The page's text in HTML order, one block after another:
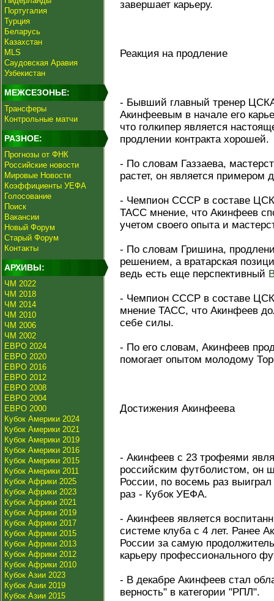
Португалия
Турция
Беларусь
Казахстан
MLS
Саудовская Аравия
Узбекистан
МЕЖСЕЗОНЬЕ:
Трансферы
Контрольные матчи
РАЗНОЕ:
Прогнозы от ФНК
Российские новости
Мировые Новости
Коэффициенты УЕФА
Голосование
Поиск
Вакансии
Новый Форум
Старый Форум
Контакты
АРХИВЫ:
ЧМ 2022
ЧМ 2018
ЧМ 2014
ЧМ 2010
ЧМ 2006
ЧМ 2002
ЕВРО 2024
ЕВРО 2020
ЕВРО 2016
ЕВРО 2012
ЕВРО 2008
ЕВРО 2004
ЕВРО 2000
Кубок Америки 2024
Кубок Америки 2021
Кубок Америки 2019
Кубок Америки 2016
Кубок Америки 2015
Кубок Америки 2011
Кубок Африки 2025
Кубок Африки 2023
Кубок Африки 2021
Кубок Африки 2019
Кубок Африки 2017
Кубок Африки 2015
Кубок Африки 2013
Кубок Африки 2012
Кубок Африки 2010
Кубок Азии 2023
Кубок Азии 2019
Кубок Азии 2015
завершает карьеру.
Реакция на продление
- Бывший главный тренер
Акинфеевым в начале его
что голкипер является
продлении контракта хорошей.
- По словам Газзаева,
растет, он является примером
- Чемпион СССР в составе
ТАСС мнение, что Акинфеев
учетом своего опыта и
- По словам Гришина,
решением, а вратарская
ведь есть еще перспективный
- Чемпион СССР в составе
мнение ТАСС, что Акинфеев
себе силы.
- По его словам, Акинфеев
помогает опытом молодому
Достижения Акинфеева
- Акинфеев с 23 трофеями
российским футболистом, он
России, по восемь раз
раз - Кубок УЕФА.
- Акинфеев является
системе клуба с 4 лет. Ранее
России за самую
карьеру профессионального
- В декабре Акинфеев стал
верность" в категории "РПЛ".